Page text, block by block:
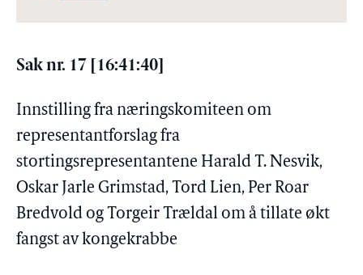
Sak nr. 17 [16:41:40]
Innstilling fra næringskomiteen om
representantforslag fra
stortingsrepresentantene Harald T. Nesvik,
Oskar Jarle Grimstad, Tord Lien, Per Roar
Bredvold og Torgeir Trældal om å tillate økt
fangst av kongekrabbe